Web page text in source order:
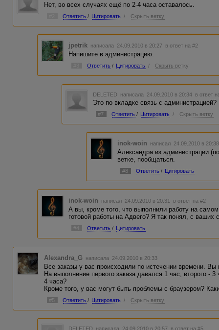
Нет, во всех случаях ещё по 2-4 часа оставалось.
Ответить / Цитировать / Скрыть ветку
jpetrik написала 24.09.2010 в 20:27 в ответ на #2
Напишите в администрацию.
Ответить / Цитировать / Скрыть ветку
DELETED написала 24.09.2010 в 20:34 в ответ
Это по вкладке связь с администрацией?
#7 Ответить / Цитировать / Скрыть ветку
inok-woin написал 24.09.2010 в
Александра из администрации
ветке, пообщаться.
#8 Ответить / Цитировать
inok-woin написал 24.09.2010 в 20:31 в ответ на #2
А вы, кроме того, что выполнили работу на
готовой работы на Адвего? Я так понял, с ваших
#4 Ответить / Цитировать
Alexandra_G написала 24.09.2010 в 20:33
Все заказы у вас происходили по истечении времени.
На выполнение первого заказа давался 1 час, второго -
4 часа?
Кроме того, у вас могут быть проблемы с браузером?
#5 Ответить / Цитировать / Скрыть ветку
DELETED написала 24.09.2010 в 20:57 в ответ на #5